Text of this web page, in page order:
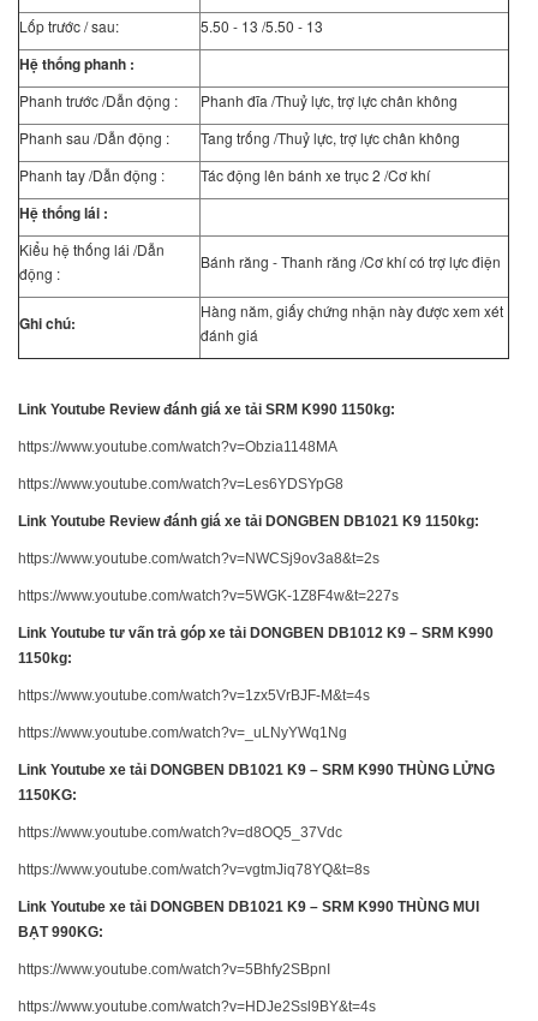
Lốp trước / sau: 5.50 - 13 /5.50 - 13
Hệ thống phanh :
Phanh trước /Dẫn động :
Phanh đĩa /Thuỷ lực, trợ lực chân không
Phanh sau /Dẫn động :
Tang trống /Thuỷ lực, trợ lực chân không
Phanh tay /Dẫn động :
Tác động lên bánh xe trục 2 /Cơ khí
Hệ thống lái :
Kiểu hệ thống lái /Dẫn
động :
Bánh răng - Thanh răng /Cơ khí có trợ lực điện
Ghi chú:
Hàng năm, giấy chứng nhận này được xem xét
đánh giá
Link Youtube Review đánh giá xe tải SRM K990 1150kg:
https://www.youtube.com/watch?v=Obzia1148MA
https://www.youtube.com/watch?v=Les6YDSYpG8
Link Youtube Review đánh giá xe tải DONGBEN DB1021 K9 1150kg:
https://www.youtube.com/watch?v=NWCSj9ov3a8&t=2s
https://www.youtube.com/watch?v=5WGK-1Z8F4w&t=227s
Link Youtube tư vấn trả góp xe tải DONGBEN DB1012 K9 – SRM K990
1150kg:
https://www.youtube.com/watch?v=1zx5VrBJF-M&t=4s
https://www.youtube.com/watch?v=_uLNyYWq1Ng
Link Youtube xe tải DONGBEN DB1021 K9 – SRM K990 THÙNG LỬNG
1150KG:
https://www.youtube.com/watch?v=d8OQ5_37Vdc
https://www.youtube.com/watch?v=vgtmJiq78YQ&t=8s
Link Youtube xe tải DONGBEN DB1021 K9 – SRM K990 THÙNG MUI
BẠT 990KG:
https://www.youtube.com/watch?v=5Bhfy2SBpnI
https://www.youtube.com/watch?v=HDJe2Ssl9BY&t=4s